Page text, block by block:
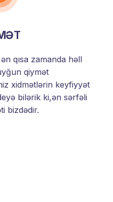
qısa zamanda həll
qiymət
xidmətlərin keyfiyyət
bilərik ki,ən sərfəli
bizdədir.